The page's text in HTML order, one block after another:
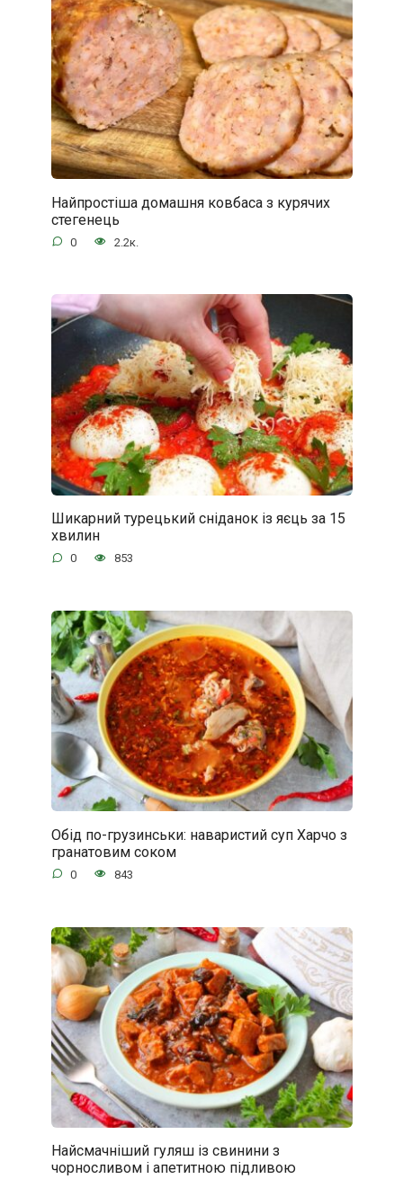
Найпростіша домашня ковбаса з курячих
стегенець
0 2.2к.
Шикарний турецький сніданок із яєць за 15
хвилин
0 853
Обід по-грузинськи: наваристий суп Харчо з
гранатовим соком
0 843
Найсмачніший гуляш із свинини з
чорносливом і апетитною підливою